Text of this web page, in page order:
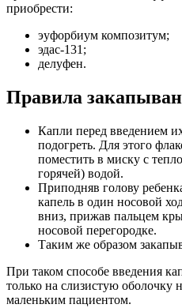
приобрести:
эуфорбиум композитум;
эдас-131;
делуфен.
Правила
Капли перед введением
подогреть. Для этого
поместить в миску с
горячей) водой.
Приподняв голову
капель в один носовой
вниз, прижав пальцем
носовой перегородке.
Таким же образом
При таком способе введения
только на слизистую оболочку
маленьким пациентом.